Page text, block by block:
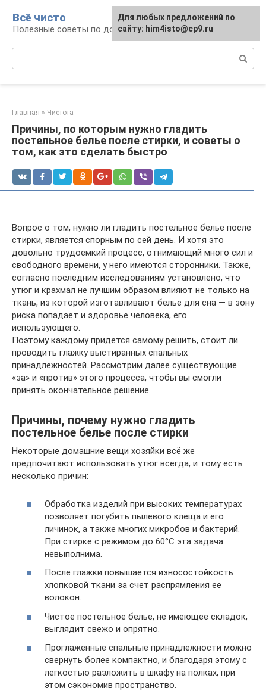
контенту
Всё чисто
Полезные советы по домоводству
Главная » Чистота
Причины, по которым нужно гладить
постельное белье после стирки, и советы о
том, как это сделать быстро
Вопрос о том, нужно ли гладить постельное белье после
стирки, является спорным по сей день. И хотя это
довольно трудоемкий процесс, отнимающий много сил и
свободного времени, у него имеются сторонники. Также,
согласно последним исследованиям установлено, что
утюг и крахмал не лучшим образом влияют не только на
ткань, из которой изготавливают белье для сна — в зону
риска попадает и здоровье человека, его
использующего.
Поэтому каждому придется самому решить, стоит ли
проводить глажку выстиранных спальных
принадлежностей. Рассмотрим далее существующие
«за» и «против» этого процесса, чтобы вы смогли
принять окончательное решение.
Причины, почему нужно гладить
постельное белье после стирки
Некоторые домашние вещи хозяйки всё же
предпочитают использовать утюг всегда, и тому есть
несколько причин:
Обработка изделий при высоких температурах
позволяет погубить пылевого клеща и его
личинок, а также многих микробов и бактерий.
При стирке с режимом до 60°С эта задача
невыполнима.
После глажки повышается износостойкость
хлопковой ткани за счет распрямления ее
волокон.
Чистое постельное белье, не имеющее складок,
выглядит свежо и опрятно.
Проглаженные спальные принадлежности можно
свернуть более компактно, и благодаря этому с
легкостью разложить в шкафу на полках, при
этом сэкономив пространство.
Для любых предложений по
сайту: him4isto@cp9.ru